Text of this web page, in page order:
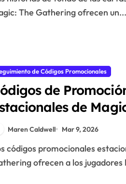
The Gathering ofrecen un...
de Códigos Promocionales
de
de
Gathering: Eventos
por Tiempo
de
Maren Caldwell Mar 9, 2026
ofrecen a los jugadores